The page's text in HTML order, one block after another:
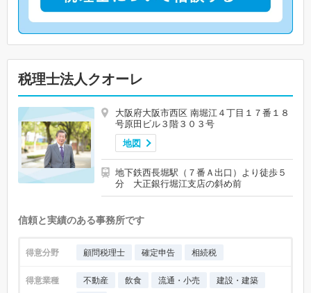
税理士法人クオーレ
大阪府大阪市西区 南堀江４丁目１７番１８
号原田ビル３階３０３号
地図
地下鉄西長堀駅（７番Ａ出口）より徒歩５
分 大正銀行堀江支店の斜め前
信頼と実績のある事務所です
得意分野 顧問税理士 確定申告 相続税
得意業種 不動産 飲食 流通・小売
建設・建築